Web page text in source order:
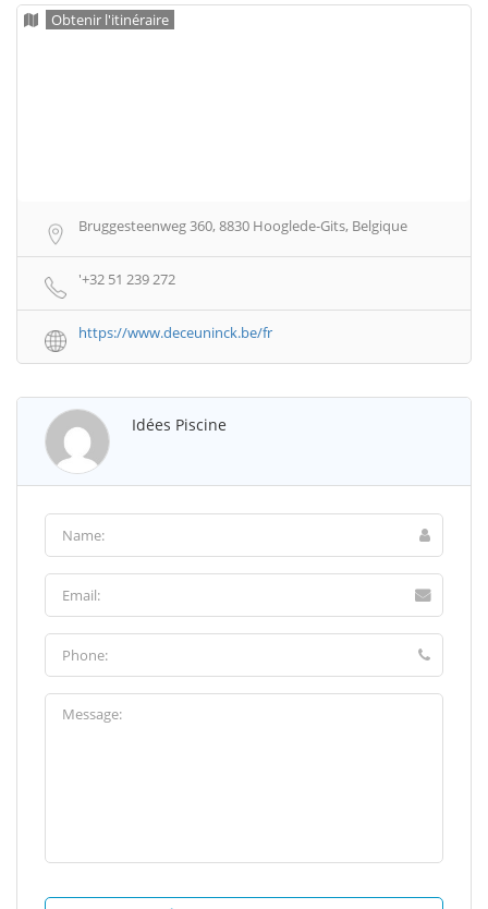
Obtenir l'itinéraire
Bruggesteenweg 360, 8830 Hooglede-Gits, Belgique
'+32 51 239 272
https://www.deceuninck.be/fr
Idées Piscine